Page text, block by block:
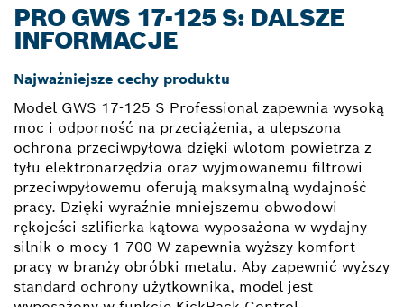
PRO GWS 17-125 S: DALSZE
INFORMACJE
Najważniejsze cechy produktu
Model GWS 17-125 S Professional zapewnia wysoką
moc i odporność na przeciążenia, a ulepszona
ochrona przeciwpyłowa dzięki wlotom powietrza z
tyłu elektronarzędzia oraz wyjmowanemu filtrowi
przeciwpyłowemu oferują maksymalną wydajność
pracy. Dzięki wyraźnie mniejszemu obwodowi
rękojeści szlifierka kątowa wyposażona w wydajny
silnik o mocy 1 700 W zapewnia wyższy komfort
pracy w branży obróbki metalu. Aby zapewnić wyższy
standard ochrony użytkownika, model jest